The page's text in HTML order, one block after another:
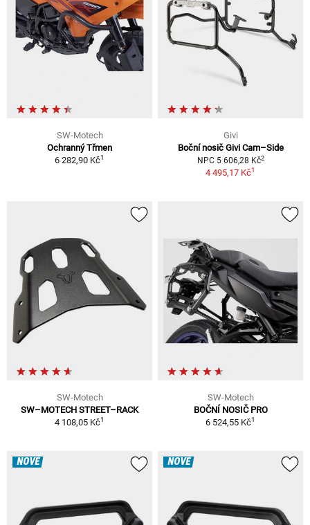
SW-Motech
Ochranný Třmen
6 282,90 Kč1
Givi
Boční nosič Givi Cam–Side
NPC 5 606,28 Kč2
4 495,17 Kč1
SW-Motech
SW–MOTECH STREET–RACK
4 108,05 Kč1
SW-Motech
BOČNÍ NOSIČ PRO
6 524,55 Kč1
NOVÉ NOVÉ